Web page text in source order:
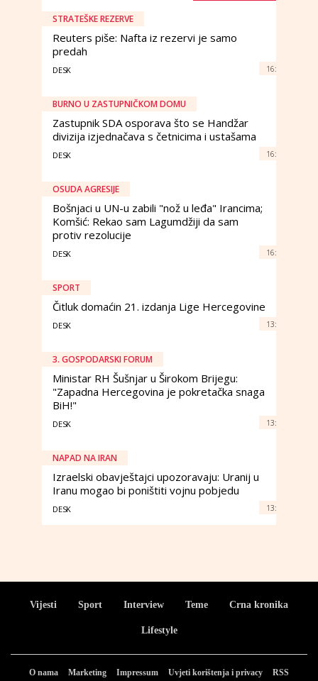
STRATEŠKE REZERVE
Reuters piše: Nafta iz rezervi je samo
predah
DESK 16:
BURNO U ZASTUPNIČKOM DOMU
Zastupnik SDA osporava što se Handžar
divizija izjednačava s četnicima i ustašama
DESK 16:
OSUDA AGRESIJE
Bošnjaci u UN-u zabili "nož u leđa" Irancima;
Komšić: Rekao sam Lagumdžiji da sam
protiv rezolucije
DESK 16:
SPORT
Čitluk domaćin 21. izdanja Lige Hercegovine
DESK 13:
3. GOSPODARSKI FORUM
Ministar RH Šušnjar u Širokom Brijegu:
"Zapadna Hercegovina je pokretačka snaga
BiH!"
DESK 13:
NAPAD NA IRAN
Izraelski obavještajci upozoravaju: Uranij u
Iranu mogao bi poništiti vojnu pobjedu
DESK 13:
Vijesti Sport Interview Teme Crna kronika
Lifestyle
O nama Marketing Impressum Uvjeti korištenja i privacy RSS